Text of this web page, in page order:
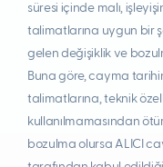
süresi içinde malı,
talimatlarına uygun bir
gelen değişiklik ve
Buna göre, cayma
talimatlarına, teknik
kullanılmamasından
bozulma olursa ALICI